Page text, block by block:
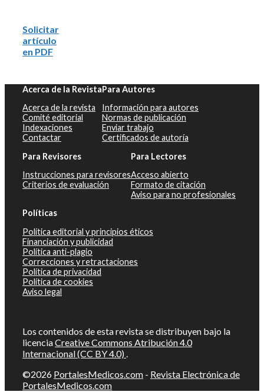
Solicitar
artículo
en PDF
Acerca de la Revista
Acerca de la revista
Comité editorial
Indexaciones
Contactar
Para Autores
Información para autores
Normas de publicación
Enviar trabajo
Certificados de autoría
Para Revisores
Instrucciones para revisores
Criterios de evaluación
Para Lectores
Acceso abierto
Formato de citación
Aviso para no profesionales
Políticas
Política editorial y principios éticos
Financiación y publicidad
Política anti-plagio
Correcciones y retractaciones
Política de privacidad
Política de cookies
Aviso legal
Los contenidos de esta revista se distribuyen bajo la
licenciaCreative Commons Atribución 4.0
Internacional (CC BY 4.0) .
©2026 PortalesMedicos.com - Revista Electrónica de
PortalesMedicos.com